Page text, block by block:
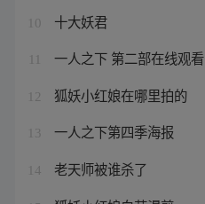
10 十大妖君
一人之下 第二部在线观看
12 狐妖小红娘在哪里拍的
13 一人之下第四季海报
14 老天师被谁杀了